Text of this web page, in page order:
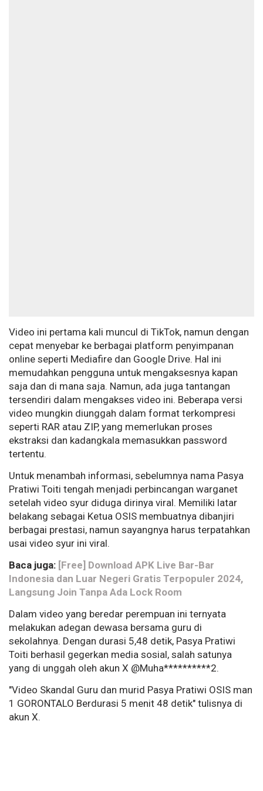
Video ini pertama kali muncul di TikTok, namun dengan
cepat menyebar ke berbagai platform penyimpanan
online seperti Mediafire dan Google Drive. Hal ini
memudahkan pengguna untuk mengaksesnya kapan
saja dan di mana saja. Namun, ada juga tantangan
tersendiri dalam mengakses video ini. Beberapa versi
video mungkin diunggah dalam format terkompresi
seperti RAR atau ZIP, yang memerlukan proses
ekstraksi dan kadangkala memasukkan password
tertentu.
Untuk menambah informasi, sebelumnya nama Pasya
Pratiwi Toiti tengah menjadi perbincangan warganet
setelah video syur diduga dirinya viral. Memiliki latar
belakang sebagai Ketua OSIS membuatnya dibanjiri
berbagai prestasi, namun sayangnya harus terpatahkan
usai video syur ini viral.
Baca juga: [Free] Download APK Live Bar-Bar
Indonesia dan Luar Negeri Gratis Terpopuler 2024,
Langsung Join Tanpa Ada Lock Room
Dalam video yang beredar perempuan ini ternyata
melakukan adegan dewasa bersama guru di
sekolahnya. Dengan durasi 5,48 detik, Pasya Pratiwi
Toiti berhasil gegerkan media sosial, salah satunya
yang di unggah oleh akun X @Muha**********2.
"Video Skandal Guru dan murid Pasya Pratiwi OSIS man
1 GORONTALO Berdurasi 5 menit 48 detik" tulisnya di
akun X.